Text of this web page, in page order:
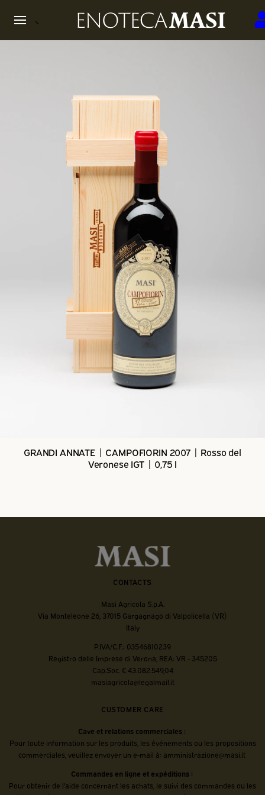
GRANDI ANNATE | CAMPOFIORIN 2007 | Rosso del
Veronese IGT | 0,75 l
CONTACTS
Masi Agricola S.p.A.
Via Monteleone 26, 37015 Gargagnago di Valpolicella (VR)
Italy
P.IVA/C.F.: 03546810239
Registro delle Imprese di Verona, REA: VR - 345205
Cap.Soc. € 43.082.549,04
masiagricola@legalmail.it
CUSTOMER CARE
Cave et relations commerciales :
Pour toute information sur les produits, les événements ou les propositions
commerciales, veuillez envoyer un e-mail à: amministrazione@masi.it
Commandes en ligne et expéditions :
Pour obtenir de l'aide concernant les achats, le suivi des commandes ou les